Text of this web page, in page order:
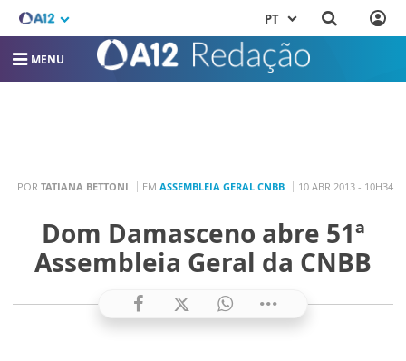
PT
MENU
POR TATIANA BETTONI EM ASSEMBLEIA GERAL CNBB 10 ABR 2013 - 10H34
Dom Damasceno abre 51ª
Assembleia Geral da CNBB